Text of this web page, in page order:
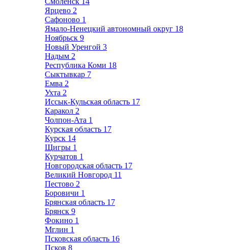
Ярцево 2
Сафоново 1
Ямало-Ненецкий автономный округ 18
Ноябрьск 9
Новый Уренгой 3
Надым 2
Республика Коми 18
Сыктывкар 7
Емва 2
Ухта 2
Иссык-Кульская область 17
Каракол 2
Чолпон-Ата 1
Курская область 17
Курск 14
Щигры 1
Курчатов 1
Новгородская область 17
Великий Новгород 11
Пестово 2
Боровичи 1
Брянская область 17
Брянск 9
Фокино 1
Мглин 1
Псковская область 16
Псков 8